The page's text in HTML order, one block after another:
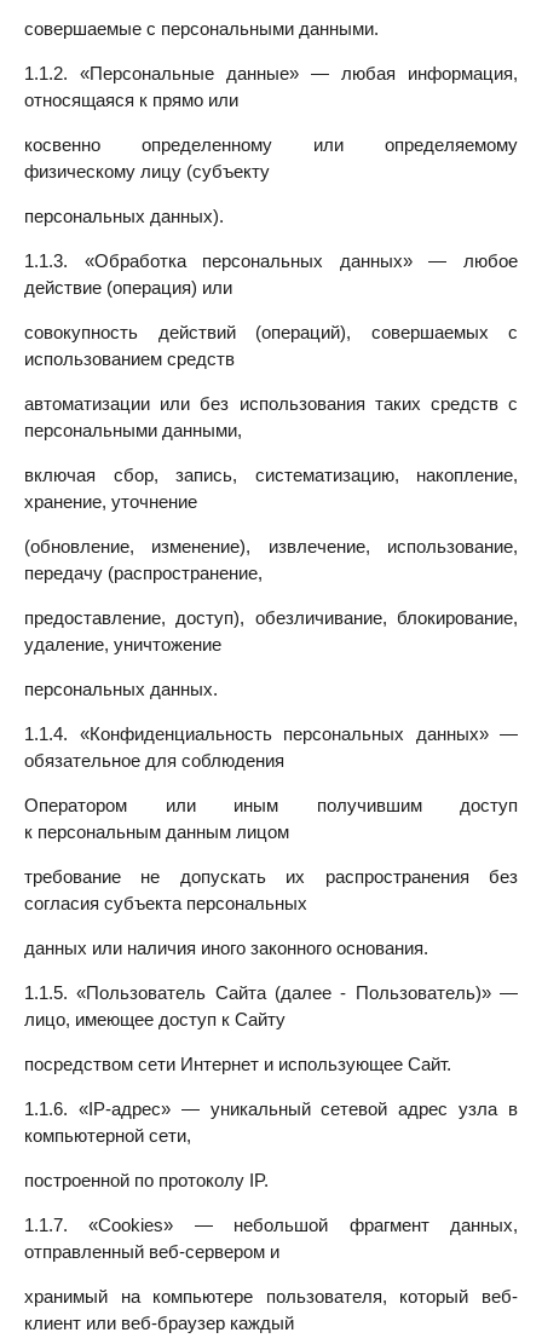
совершаемые с персональными данными.
1.1.2. «Персональные данные» — любая информация,
относящаяся к прямо или
косвенно определенному или определяемому
физическому лицу (субъекту
персональных данных).
1.1.3. «Обработка персональных данных» — любое
действие (операция) или
совокупность действий (операций), совершаемых с
использованием средств
автоматизации или без использования таких средств с
персональными данными,
включая сбор, запись, систематизацию, накопление,
хранение, уточнение
(обновление, изменение), извлечение, использование,
передачу (распространение,
предоставление, доступ), обезличивание, блокирование,
удаление, уничтожение
персональных данных.
1.1.4. «Конфиденциальность персональных данных» —
обязательное для соблюдения
Оператором или иным получившим доступ
к персональным данным лицом
требование не допускать их распространения без
согласия субъекта персональных
данных или наличия иного законного основания.
1.1.5. «Пользователь Сайта (далее ‑ Пользователь)» —
лицо, имеющее доступ к Сайту
посредством сети Интернет и использующее Сайт.
1.1.6. «IP-адрес» — уникальный сетевой адрес узла в
компьютерной сети,
построенной по протоколу IP.
1.1.7. «Cookies» — небольшой фрагмент данных,
отправленный веб-сервером и
хранимый на компьютере пользователя, который веб-
клиент или веб-браузер каждый